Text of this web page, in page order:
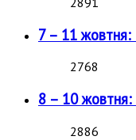
7 – 11
2768
8 – 10 жовтня:
2886